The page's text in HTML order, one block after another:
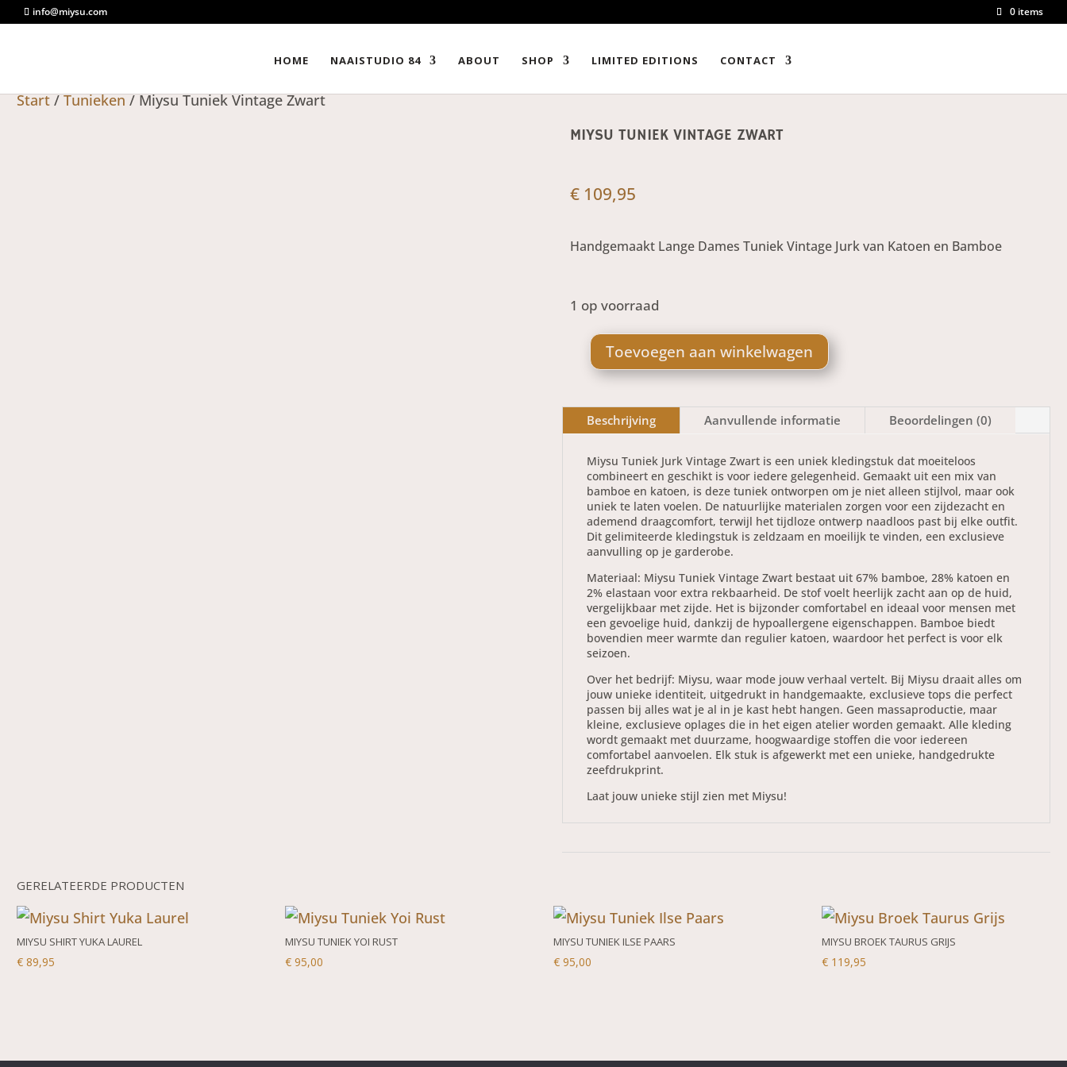
info@miysu.com 0 items
HOME NAAISTUDIO 84 ABOUT SHOP LIMITED EDITIONS CONTACT
Start/Tunieken/ Miysu Tuniek Vintage Zwart
MIYSU TUNIEK VINTAGE ZWART
€109,95
Handgemaakt Lange Dames Tuniek Vintage Jurk van Katoen en Bamboe
1 op voorraad
Tuniek
Vintage
Zwart
Toevoegen aan winkelwagen
Beschrijving Aanvullende informatie Beoordelingen (0)
Miysu Tuniek Jurk Vintage Zwart is een uniek kledingstuk dat moeiteloos
combineert en geschikt is voor iedere gelegenheid. Gemaakt uit een mix van
bamboe en katoen, is deze tuniek ontworpen om je niet alleen stijlvol, maar ook
uniek te laten voelen. De natuurlijke materialen zorgen voor een zijdezacht en
ademend draagcomfort, terwijl het tijdloze ontwerp naadloos past bij elke outfit.
Dit gelimiteerde kledingstuk is zeldzaam en moeilijk te vinden, een exclusieve
aanvulling op je garderobe.
Materiaal: Miysu Tuniek Vintage Zwart bestaat uit 67% bamboe, 28% katoen en
2% elastaan voor extra rekbaarheid. De stof voelt heerlijk zacht aan op de huid,
vergelijkbaar met zijde. Het is bijzonder comfortabel en ideaal voor mensen met
een gevoelige huid, dankzij de hypoallergene eigenschappen. Bamboe biedt
bovendien meer warmte dan regulier katoen, waardoor het perfect is voor elk
seizoen.
Over het bedrijf: Miysu, waar mode jouw verhaal vertelt. Bij Miysu draait alles om
jouw unieke identiteit, uitgedrukt in handgemaakte, exclusieve tops die perfect
passen bij alles wat je al in je kast hebt hangen. Geen massaproductie, maar
kleine, exclusieve oplages die in het eigen atelier worden gemaakt. Alle kleding
wordt gemaakt met duurzame, hoogwaardige stoffen die voor iedereen
comfortabel aanvoelen. Elk stuk is afgewerkt met een unieke, handgedrukte
zeefdrukprint.
Laat jouw unieke stijl zien met Miysu!
GERELATEERDE PRODUCTEN
MIYSU SHIRT YUKA LAUREL
€89,95
MIYSU TUNIEK YOI RUST
€95,00
MIYSU TUNIEK ILSE PAARS
€95,00
MIYSU BROEK TAURUS GRIJS
€119,95